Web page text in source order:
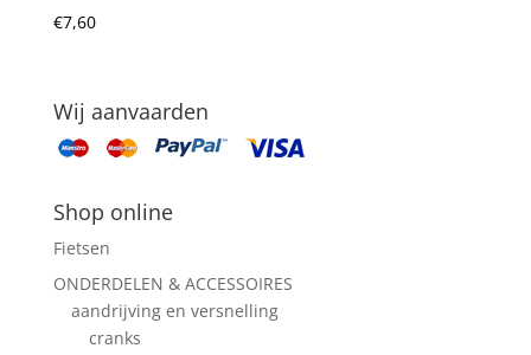
€7,60
Wij aanvaarden
Shop online
Fietsen
ONDERDELEN & ACCESSOIRES
aandrijving en versnelling
cranks